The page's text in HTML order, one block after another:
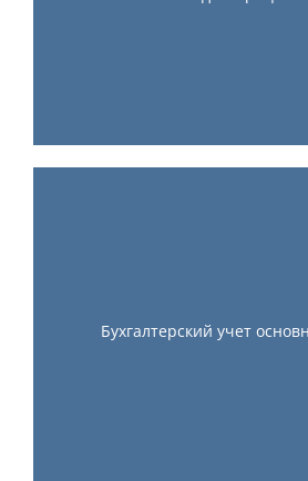
Бухгалтерский учет